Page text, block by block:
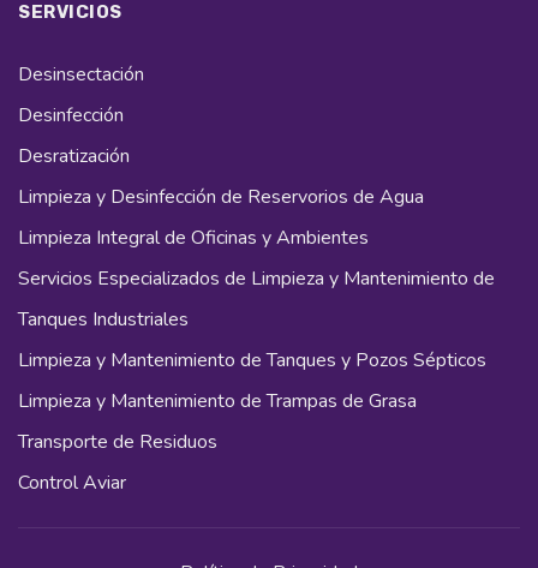
SERVICIOS
Desinsectación
Desinfección
Desratización
Limpieza y Desinfección de Reservorios de Agua
Limpieza Integral de Oficinas y Ambientes
Servicios Especializados de Limpieza y Mantenimiento de
Tanques Industriales
Limpieza y Mantenimiento de Tanques y Pozos Sépticos
Limpieza y Mantenimiento de Trampas de Grasa
Transporte de Residuos
Control Aviar